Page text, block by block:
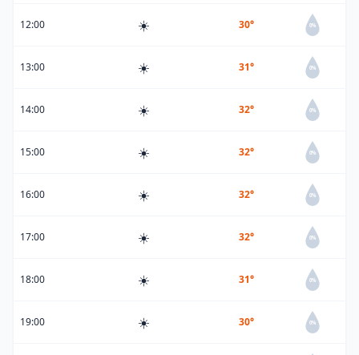
12:00 ☀️ 30° 0%
13:00 ☀️ 31° 0%
14:00 ☀️ 32° 0%
15:00 ☀️ 32° 0%
16:00 ☀️ 32° 0%
17:00 ☀️ 32° 0%
18:00 ☀️ 31° 0%
19:00 ☀️ 30° 0%